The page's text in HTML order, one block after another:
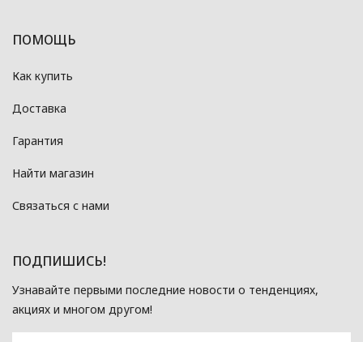
ПОМОЩЬ
Как купить
Доставка
Гарантия
Найти магазин
Связаться с нами
ПОДПИШИСЬ!
Узнавайте первыми последние новости о тенденциях,
акциях и многом другом!